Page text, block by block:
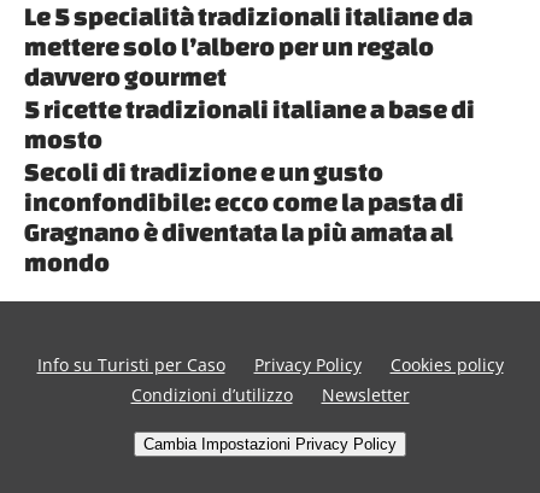
Le 5 specialità tradizionali italiane da
mettere solo l’albero per un regalo
davvero gourmet
5 ricette tradizionali italiane a base di
mosto
Secoli di tradizione e un gusto
inconfondibile: ecco come la pasta di
Gragnano è diventata la più amata al
mondo
Info su Turisti per Caso Privacy Policy
Cookies policy
Condizioni d’utilizzo
Newsletter
Cambia Impostazioni Privacy Policy